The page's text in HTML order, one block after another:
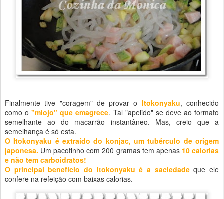
Finalmente tive "coragem" de provar o Itokonyaku, conhecido
como o"miojo" que emagrece. Tal "apelido" se deve ao formato
semelhante ao do macarrão instantâneo. Mas, creio que a
semelhança é só esta.
O Itokonyaku é extraído do konjac, um tubérculo de origem
japonesa. Um pacotinho com 200 gramas tem apenas 10 calorias
e não tem carboidratos!
O principal benefício do Itokonyaku é a saciedadeque ele
confere na refeição com baixas calorias.